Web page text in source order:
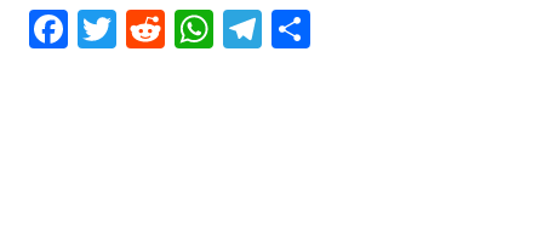
Facebook
Twitter
RedditWhatsApp
Telegram